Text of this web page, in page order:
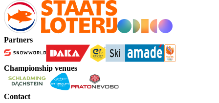
Partners
Championship venues
Contact